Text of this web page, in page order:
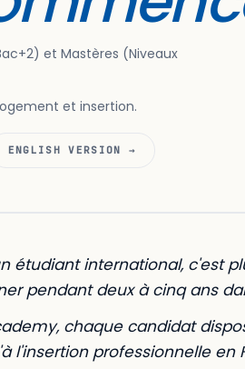
et Mastères (Niveaux
et insertion.
ENGLISH VERSION →
étudiant international, c'est
pendant deux à cinq ans
chaque candidat
l'insertion professionnelle en